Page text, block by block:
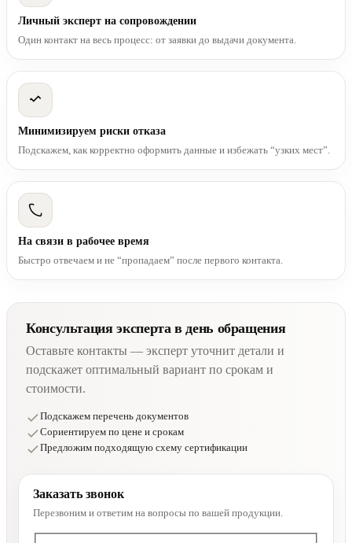
Личный эксперт на сопровождении
Один контакт на весь процесс: от заявки до выдачи документа.
Минимизируем риски отказа
Подскажем, как корректно оформить данные и избежать “узких мест”.
На связи в рабочее время
Быстро отвечаем и не “пропадаем” после первого контакта.
Консультация эксперта в день обращения
Оставьте контакты — эксперт уточнит детали и
подскажет оптимальный вариант по срокам и
стоимости.
Подскажем перечень документов
Сориентируем по цене и срокам
Предложим подходящую схему сертификации
Заказать звонок
Перезвоним и ответим на вопросы по вашей продукции.